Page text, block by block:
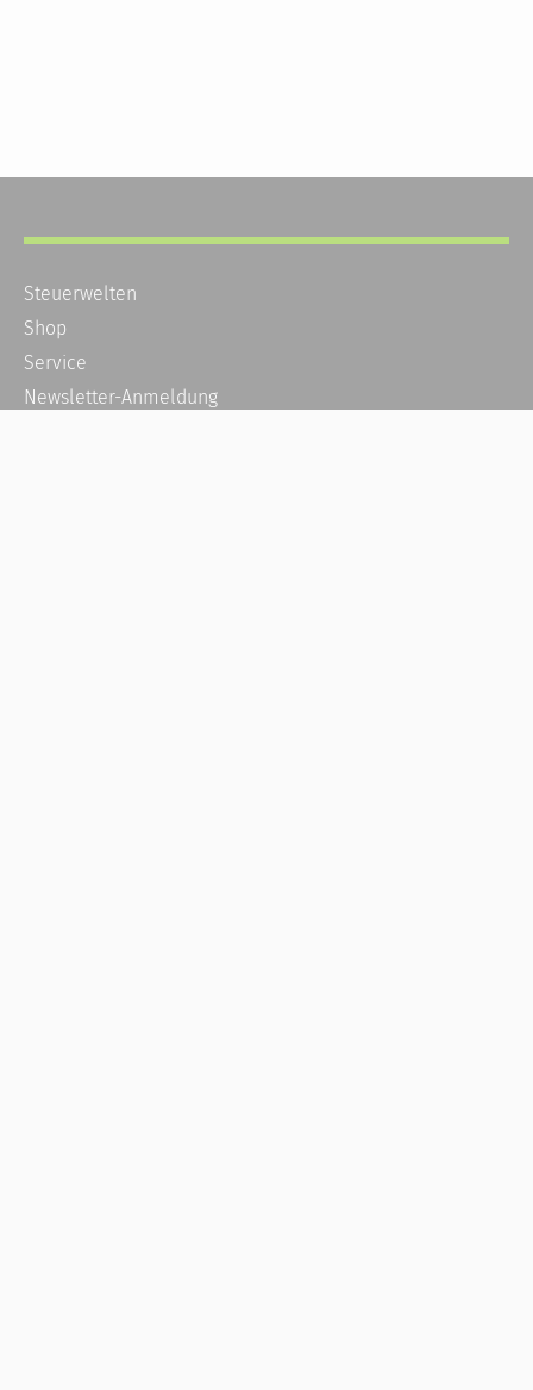
Steuerwelten
Shop
Service
Newsletter-Anmeldung